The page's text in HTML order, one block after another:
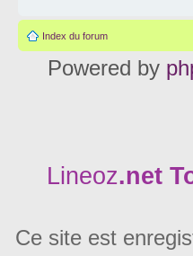
Index du forum
Powered by
Lineoz.net
Ce site est